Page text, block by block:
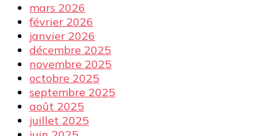
mars 2026
février 2026
janvier 2026
décembre 2025
novembre 2025
octobre 2025
septembre 2025
août 2025
juillet 2025